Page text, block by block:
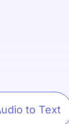
to Text